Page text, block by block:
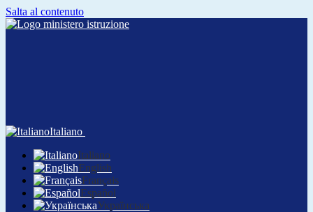
Salta al contenuto
Italiano
Italiano
English
Français
Español
Українська